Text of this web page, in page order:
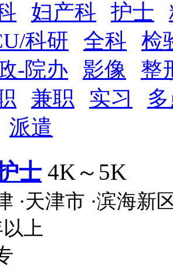
住房公积金 企业
加班补助 全薪病假 股票
工龄奖 带薪年假 年终
周末双休
包吃 住房补贴 餐
节日福利
妇产科 护士
科研 全科
检
-院办
影像
整
兼职 实习
派遣
士 4K～5K
·天津市 ·滨海新
上